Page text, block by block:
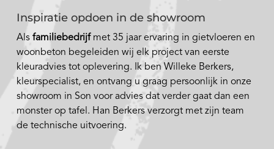
Inspiratie opdoen in de showroom
Alsfamiliebedrijfmet 35 jaar ervaring in gietvloeren en
woonbeton begeleiden wij elk project van eerste
kleuradvies tot oplevering. Ik ben Willeke Berkers,
kleurspecialist, en ontvang u graag persoonlijk in onze
showroom in Son voor advies dat verder gaat dan een
monster op tafel. Han Berkers verzorgt met zijn team
de technische uitvoering.